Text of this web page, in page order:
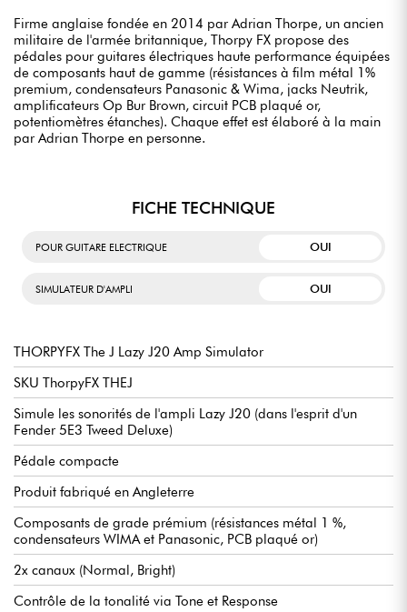
Firme anglaise fondée en 2014 par Adrian Thorpe, un ancien
militaire de l'armée britannique, Thorpy FX propose des
pédales pour guitares électriques haute performance équipées
de composants haut de gamme (résistances à film métal 1%
premium, condensateurs Panasonic & Wima, jacks Neutrik,
amplificateurs Op Bur Brown, circuit PCB plaqué or,
potentiomètres étanches). Chaque effet est élaboré à la main
par Adrian Thorpe en personne.
FICHE TECHNIQUE
POUR GUITARE ELECTRIQUE OUI
SIMULATEUR D'AMPLI OUI
THORPYFX The J Lazy J20 Amp Simulator
SKU ThorpyFX THEJ
Simule les sonorités de l'ampli Lazy J20 (dans l'esprit d'un
Fender 5E3 Tweed Deluxe)
Pédale compacte
Produit fabriqué en Angleterre
Composants de grade prémium (résistances métal 1 %,
condensateurs WIMA et Panasonic, PCB plaqué or)
2x canaux (Normal, Bright)
Contrôle de la tonalité via Tone et Response